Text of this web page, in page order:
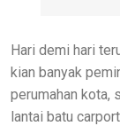
Hari demi hari
kian banyak
perumahan kota,
lantai batu carport.